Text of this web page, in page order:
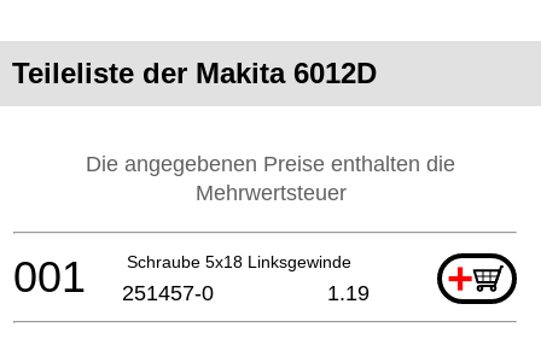
Teileliste der Makita 6012D
Die angegebenen Preise enthalten die
Mehrwertsteuer
Schraube 5x18 Linksgewinde +
001 251457-0 1.19